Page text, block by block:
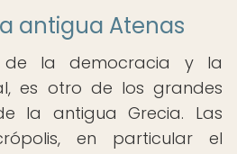
antigua Atenas
de la democracia y la
es otro de los grandes
la antigua Grecia. Las
en particular el